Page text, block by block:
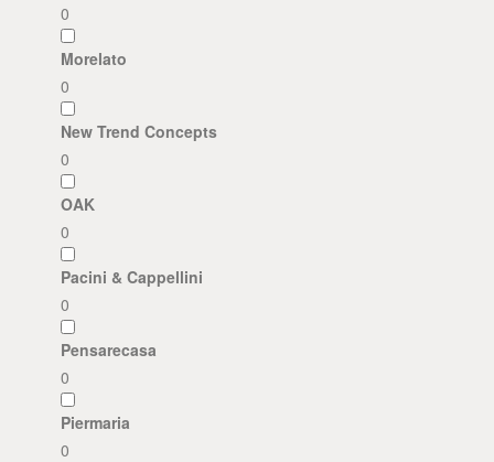
0
Morelato
0
New Trend Concepts
0
OAK
0
Pacini & Cappellini
0
Pensarecasa
0
Piermaria
0